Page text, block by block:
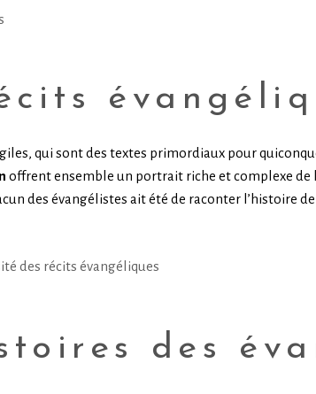
qui sont des textes primordiaux pour
offrent ensemble un portrait riche et complexe de
des évangélistes ait été de raconter l’histoire
des